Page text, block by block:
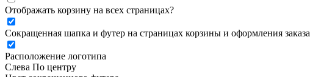
Отображать корзину на всех страницах?
Сокращенная шапка и футер на страницах корзины и оформления заказа
Расположение логотипа
Cлева По центру